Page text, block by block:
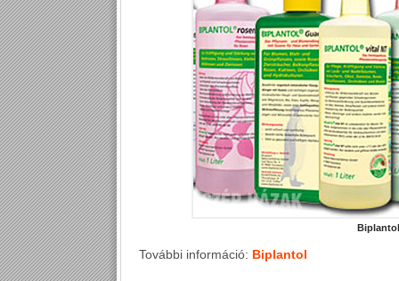
További információ: Biplantol